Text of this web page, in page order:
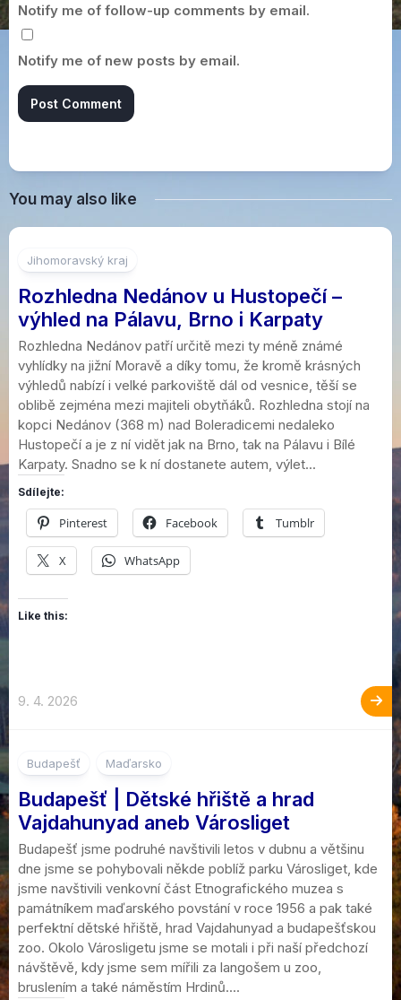
Notify me of follow-up comments by email.
Notify me of new posts by email.
You may also like
Jihomoravský kraj
Rozhledna Nedánov u Hustopečí –
výhled na Pálavu, Brno i Karpaty
Rozhledna Nedánov patří určitě mezi ty méně známé
vyhlídky na jižní Moravě a díky tomu, že kromě krásných
výhledů nabízí i velké parkoviště dál od vesnice, těší se
oblibě zejména mezi majiteli obytňáků. Rozhledna stojí na
kopci Nedánov (368 m) nad Boleradicemi nedaleko
Hustopečí a je z ní vidět jak na Brno, tak na Pálavu i Bílé
Karpaty. Snadno se k ní dostanete autem, výlet...
Sdílejte:
Pinterest Facebook Tumblr
X WhatsApp
Like this:
9. 4. 2026
Budapešť Maďarsko
Budapešť | Dětské hřiště a hrad
Vajdahunyad aneb Városliget
Budapešť jsme podruhé navštivili letos v dubnu a většinu
dne jsme se pohybovali někde poblíž parku Városliget, kde
jsme navštivili venkovní část Etnografického muzea s
památníkem maďarského povstání v roce 1956 a pak také
perfektní dětské hřiště, hrad Vajdahunyad a budapešťskou
zoo. Okolo Városligetu jsme se motali i při naší předchozí
návštěvě, kdy jsme sem mířili za langošem u zoo,
bruslením a také náměstím Hrdinů....